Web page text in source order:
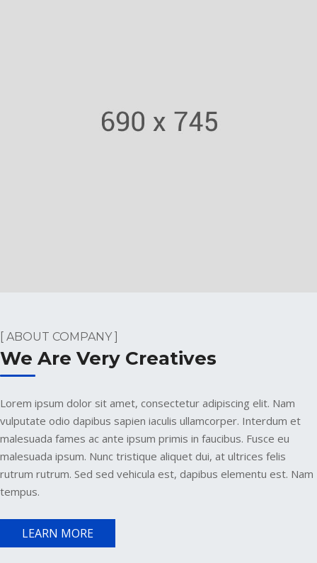
[ ABOUT COMPANY ]
We Are Very Creatives
Lorem ipsum dolor sit amet, consectetur adipiscing elit. Nam
vulputate odio dapibus sapien iaculis ullamcorper. Interdum et
malesuada fames ac ante ipsum primis in faucibus. Fusce eu
malesuada ipsum. Nunc tristique aliquet dui, at ultrices felis
rutrum rutrum. Sed sed vehicula est, dapibus elementu est. Nam
tempus.
LEARN MORE